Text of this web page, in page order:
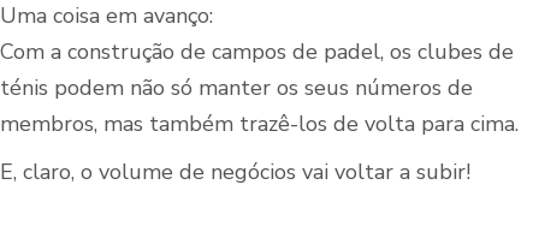
Uma coisa em avanço:
Com a construção de campos de padel, os clubes de
ténis podem não só manter os seus números de
membros, mas também trazê-los de volta para cima.
E, claro, o volume de negócios vai voltar a subir!